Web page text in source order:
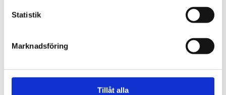
Statistik
Marknadsföring
Tillåt alla
ansökan har nekats eller beviljats.
Vad menas med att låna
utan säkerhet?